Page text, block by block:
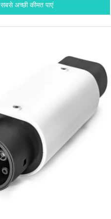
सबसे अच्छी कीमत पाएं